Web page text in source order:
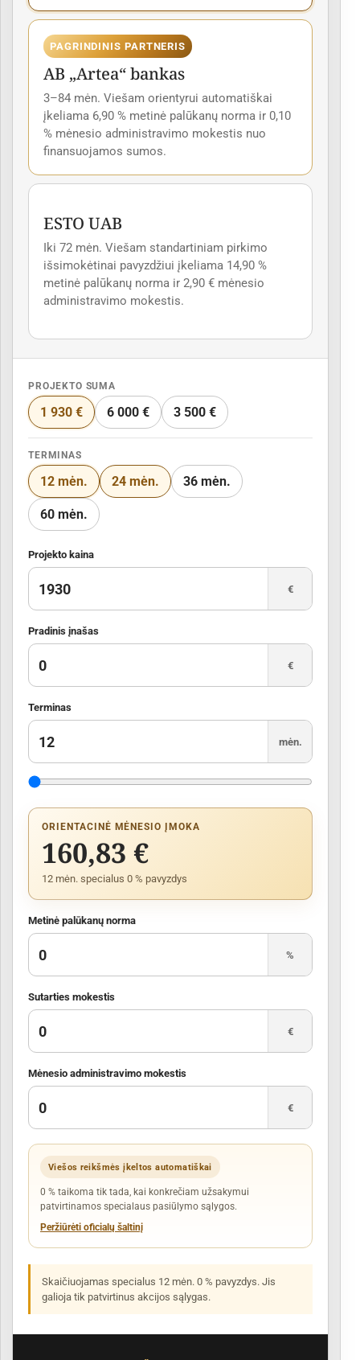
PAGRINDINIS PARTNERIS
AB „Artea“ bankas
3–84 mėn. Viešam orientyrui automatiškai
įkeliama 6,90 % metinė palūkanų norma ir 0,10
% mėnesio administravimo mokestis nuo
finansuojamos sumos.
ESTO UAB
Iki 72 mėn. Viešam standartiniam pirkimo
išsimokėtinai pavyzdžiui įkeliama 14,90 %
metinė palūkanų norma ir 2,90 € mėnesio
administravimo mokestis.
PROJEKTO SUMA
1 930 € 6 000 € 3 500 €
TERMINAS
12 mėn. 24 mėn. 36 mėn.
60 mėn.
Projekto kaina
€
Pradinis įnašas
€
Terminas
mėn.
ORIENTACINĖ MĖNESIO ĮMOKA
160,83 €
12 mėn. specialus 0 % pavyzdys
Metinė palūkanų norma
%
Sutarties mokestis
€
Mėnesio administravimo mokestis
€
Viešos reikšmės įkeltos automatiškai
0 % taikoma tik tada, kai konkrečiam užsakymui
patvirtinamos specialaus pasiūlymo sąlygos.
Peržiūrėti oficialų šaltinį
Skaičiuojamas specialus 12 mėn. 0 % pavyzdys. Jis
galioja tik patvirtinus akcijos sąlygas.